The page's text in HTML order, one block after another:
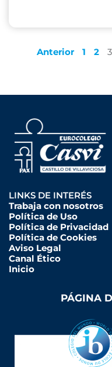
Anterior 1 2 3
LINKS DE INTERÉS
Trabaja con nosotros
Política de Uso
Política de Privacidad
Política de Cookies
Aviso Legal
Canal Ético
Inicio
PÁGINA